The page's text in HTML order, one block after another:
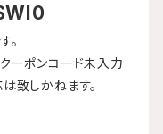
。
ーポンコード未入力
致しかねます。